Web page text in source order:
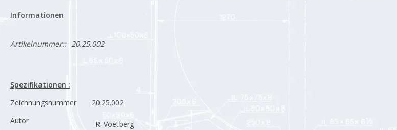
Informationen
Artikelnummer:: 20.25.002
Spezifikationen :
Zeichnungsnummer
20.25.002
Autor
R. Voetberg